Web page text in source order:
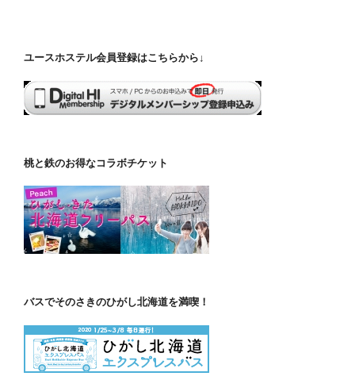
ユースホステル会員登録はこちらから↓
桃と鉄のお得なコラボチケット
バスでそのさきのひがし北海道を満喫！